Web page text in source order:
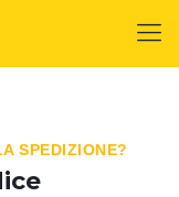
SPEDIZIONE?